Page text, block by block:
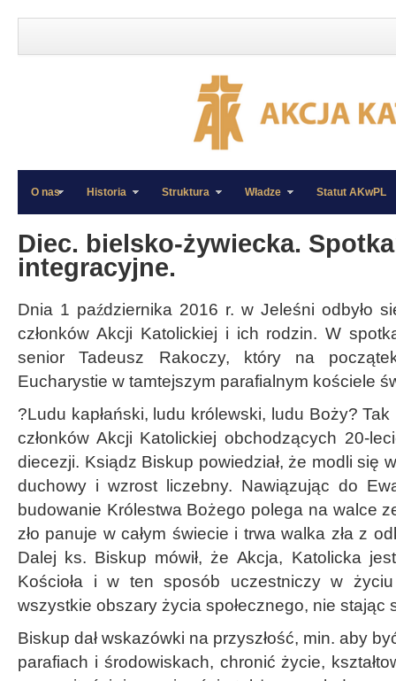
»
»
O nas Historia Struktura Władze Statut AKwPL
Diec. bielsko-żywiecka.
integracyjne.
Dnia 1 października 2016 r. w Jeleśni odbyło
członków Akcji Katolickiej i ich rodzin. W
senior Tadeusz Rakoczy, który na
Eucharystie w tamtejszym parafialnym kościele
?Ludu kapłański, ludu królewski, ludu Boży?
członków Akcji Katolickiej obchodzących 20-
diecezji. Ksiądz Biskup powiedział, że modli się
duchowy i wzrost liczebny. Nawiązując do
budowanie Królestwa Bożego polega na walce
zło panuje w całym świecie i trwa walka zła z
Dalej ks. Biskup mówił, że Akcja, Katolicka
Kościoła i w ten sposób uczestniczy w życiu
wszystkie obszary życia społecznego, nie stając
Biskup dał wskazówki na przyszłość, min. aby
parafiach i środowiskach, chronić życie,